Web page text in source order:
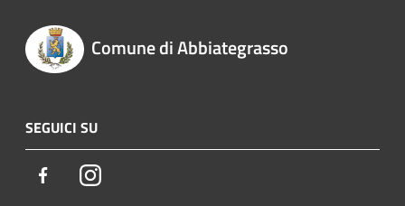
Comune di Abbiategrasso
SEGUICI SU
FacebookInstagram